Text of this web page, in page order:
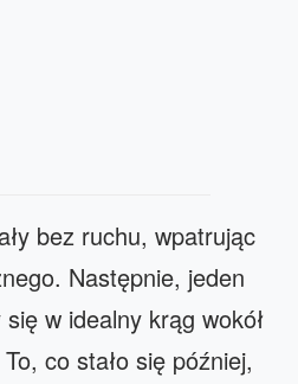
bez ruchu, wpatrując
Następnie, jeden
w idealny krąg wokół
co stało się później,